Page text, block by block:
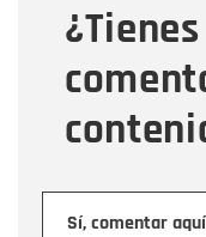
Sí, comentar
Mensaje